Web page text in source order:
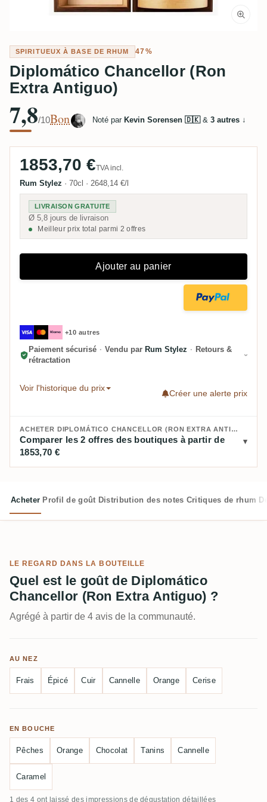
SPIRITUEUX À BASE DE RHUM 47%
Diplomático Chancellor (Ron
Extra Antiguo)
7,8/10Bon Noté par Kevin Sorensen 🇩🇰& 3 autres ↓
1853,70 €TVA incl.
Rum Stylez · 70cl · 2648,14 €/l
LIVRAISON GRATUITE
Ø 5,8 jours de livraison
Meilleur prix total parmi 2 offres
Ajouter au panier
+10 autres
Paiement sécurisé · Vendu par Rum Stylez · Retours &
rétractation
Voir l'historique du prix
Créer une alerte prix
ACHETER DIPLOMÁTICO CHANCELLOR (RON EXTRA ANTIGUO) :
Comparer les 2 offres des boutiques à partir de
1853,70 €
Acheter Profil de goût Distribution des notes Critiques de rhum
LE REGARD DANS LA BOUTEILLE
Quel est le goût de Diplomático
Chancellor (Ron Extra Antiguo) ?
Agrégé à partir de 4 avis de la communauté.
AU NEZ
Frais Épicé Cuir Cannelle Orange Cerise
EN BOUCHE
Pêches Orange Chocolat Tanins Cannelle
Caramel
1 des 4 ont laissé des impressions de dégustation détaillées